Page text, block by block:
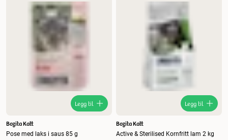
Legg til
Bozita Katt
Pose med laks i saus 85 g
Legg til
Bozita Katt
Active & Sterilised Kornfritt lam 2 kg